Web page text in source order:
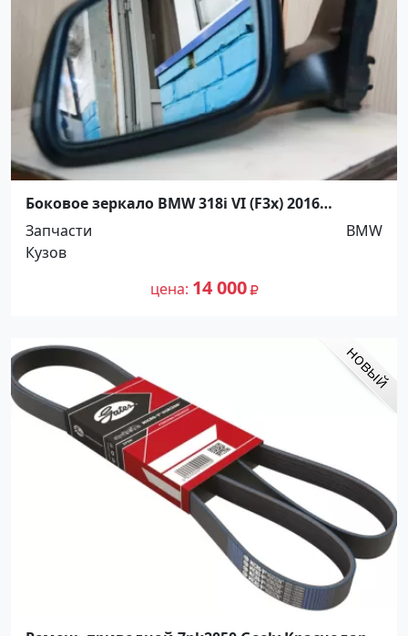
Боковое зеркало BMW 318i VI (F3x) 2016
Краснодар
Запчасти
BMW
Кузов
цена 14 000